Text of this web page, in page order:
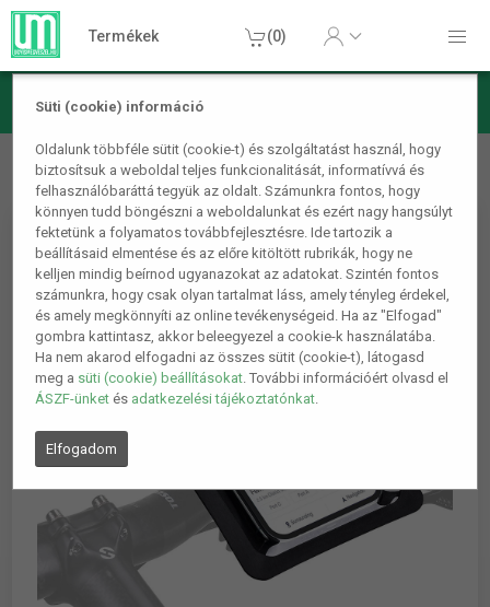
Süti (cookie) információ
Oldalunk többféle sütit (cookie-t) és szolgáltatást használ, hogy
biztosítsuk a weboldal teljes funkcionalitását, informatívvá és
felhasználóbaráttá tegyük az oldalt. Számunkra fontos, hogy
könnyen tudd böngészni a weboldalunkat és ezért nagy hangsúlyt
fektetünk a folyamatos továbbfejlesztésre. Ide tartozik a
beállításaid elmentése és az előre kitöltött rubrikák, hogy ne
kelljen mindig beírnod ugyanazokat az adatokat. Szintén fontos
számunkra, hogy csak olyan tartalmat láss, amely tényleg érdekel,
és amely megkönnyíti az online tevékenységeid. Ha az "Elfogad"
gombra kattintasz, akkor beleegyezel a cookie-k használatába.
Ha nem akarod elfogadni az összes sütit (cookie-t), látogasd
meg a süti (cookie) beállításokat. További információért olvasd el
ÁSZF-ünket és adatkezelési tájékoztatónkat.
Elfogadom
Termékek (0)
Mobiltelefon kiegészítő
Mobiltelefon tartók, tárolók
Vizálló biciklis telefontartó pink